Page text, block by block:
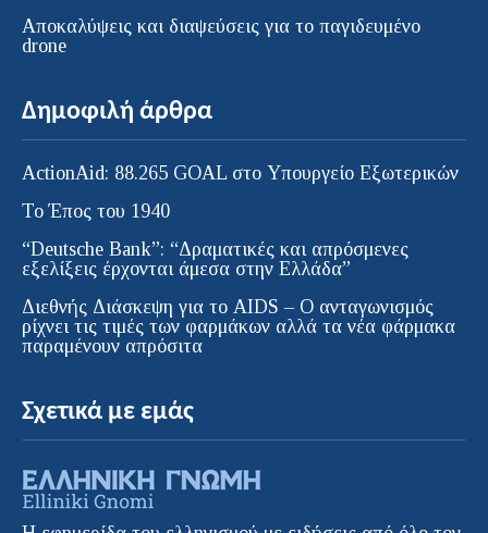
Αποκαλύψεις και διαψεύσεις για το παγιδευμένο
drone
Δημοφιλή άρθρα
ActionAid: 88.265 GOAL στο Υπουργείο Εξωτερικών
Το Έπος του 1940
“Deutsche Bank”: “Δραματικές και απρόσμενες
εξελίξεις έρχονται άμεσα στην Ελλάδα”
Διεθνής Διάσκεψη για το AIDS – Ο ανταγωνισμός
ρίχνει τις τιμές των φαρμάκων αλλά τα νέα φάρμακα
παραμένουν απρόσιτα
Σχετικά με εμάς